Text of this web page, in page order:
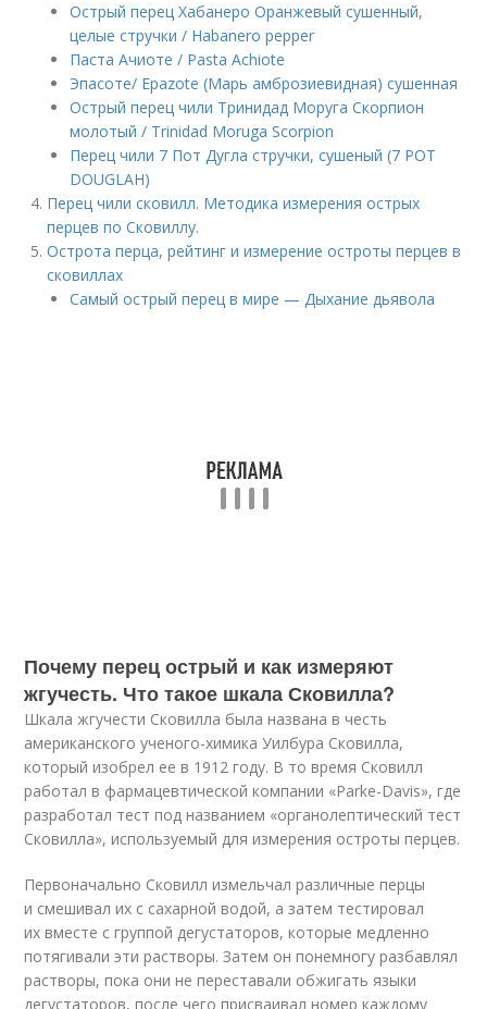
Острый перец Хабанеро Оранжевый сушенный,
целые стручки / Habanero pepper
Паста Ачиоте / Pasta Achiote
Эпасоте/ Epazote (Марь амброзиевидная) сушенная
Острый перец чили Тринидад Моруга Скорпион
молотый / Trinidad Moruga Scorpion
Перец чили 7 Пот Дугла стручки, сушеный (7 POT
DOUGLAH)
Перец чили сковилл. Методика измерения острых
перцев по Сковиллу.
Острота перца, рейтинг и измерение остроты перцев в
сковиллах
Самый острый перец в мире — Дыхание дьявола
Почему перец острый и как измеряют
жгучесть. Что такое шкала Сковилла?
Шкала жгучести Сковилла была названа в честь
американского ученого-химика Уилбура Сковилла,
который изобрел ее в 1912 году. В то время Сковилл
работал в фармацевтической компании «Parke-Davis», где
разработал тест под названием «органолептический тест
Сковилла», используемый для измерения остроты перцев.
Первоначально Сковилл измельчал различные перцы
и смешивал их с сахарной водой, а затем тестировал
их вместе с группой дегустаторов, которые медленно
потягивали эти растворы. Затем он понемногу разбавлял
растворы, пока они не переставали обжигать языки
дегустаторов, после чего присваивал номер каждому